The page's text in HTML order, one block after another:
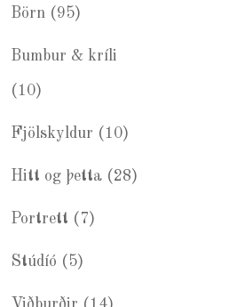
Börn (95)
Bumbur & kríli
(10)
Fjölskyldur (10)
Hitt og þetta(28)
Portrett (7)
Stúdíó (5)